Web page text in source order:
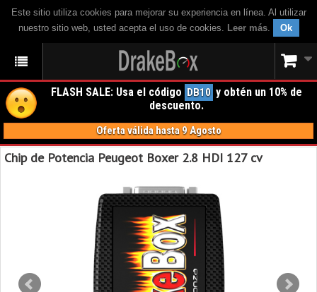
Este sitio utiliza cookies para mejorar su experiencia en línea. Al utilizar
nuestro sitio web, usted acepta el uso de cookies. Leer más. Ok
FLASH SALE: Usa el código DB10 y obtén un 10% de
descuento.
Oferta válida hasta 9 Agosto
Chip de Potencia Peugeot Boxer 2.8 HDI 127 cv